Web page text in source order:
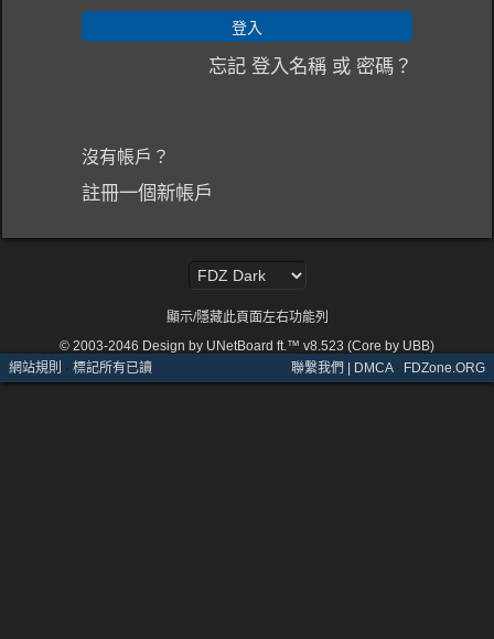
忘記 登入名稱 或 密碼？
沒有帳戶？
註冊一個新帳戶
顯示/隱藏此頁面左右功能列
© 2003-2046 Design by UNetBoard ft.™ v8.523 (Core by UBB)
網站規則 · 標記所有已讀 聯繫我們 | DMCA· FDZone.ORG